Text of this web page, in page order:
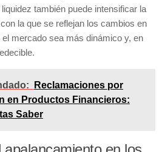
también puede intensificar la
la que se reflejan los cambios en
mercado sea más dinámico y, en
Reclamaciones por
en Productos Financieros:
Saber